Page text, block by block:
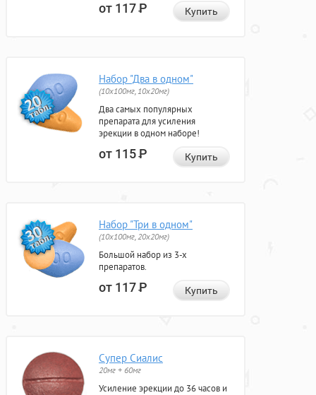
от 117Р Купить
Набор "Два в одном"
(10x100мг, 10x20мг)
Два самых популярных
препарата для усиления
эрекции в одном наборе!
от 115Р Купить
Набор "Три в одном"
(10x100мг, 20x20мг)
Большой набор из 3-х
препаратов.
от 117Р Купить
Супер Сиалис
20мг + 60мг
Усиление эрекции до 36 часов и